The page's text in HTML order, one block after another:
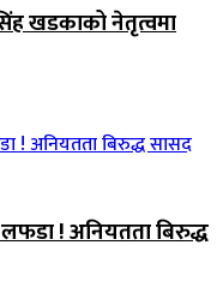
खडकाको नेतृत्वमा
! अनियतता बिरुद्ध